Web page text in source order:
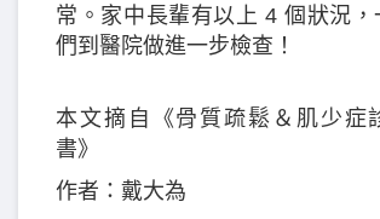
常。家中長輩有以上 4 個狀況
們到醫院做進一步檢查！
本文摘自《骨質疏鬆＆肌少症
書》
作者：戴大為